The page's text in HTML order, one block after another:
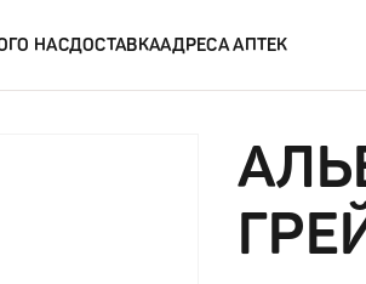
О НАСДОСТАВКААДРЕСА АПТЕК